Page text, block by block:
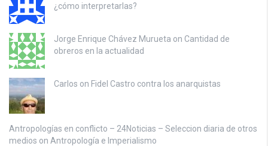
¿cómo interpretarlas?
Jorge Enrique Chávez Murueta on Cantidad de
obreros en la actualidad
Carlos on Fidel Castro contra los anarquistas
Antropologías en conflicto – 24Noticias – Seleccion diaria de otros
medios on Antropología e Imperialismo